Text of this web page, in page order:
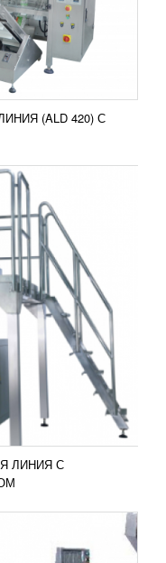
(ALD 420) С
1.
в сравнение
ЛИНИЯ С
упаковочной
в том, что
При этом
в сравнение